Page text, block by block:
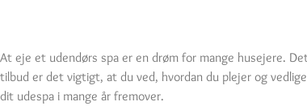
At eje et udendørs spa er en drøm for mange husejere.
tilbud er det vigtigt, at du ved, hvordan du plejer og
dit udespa i mange år fremover.